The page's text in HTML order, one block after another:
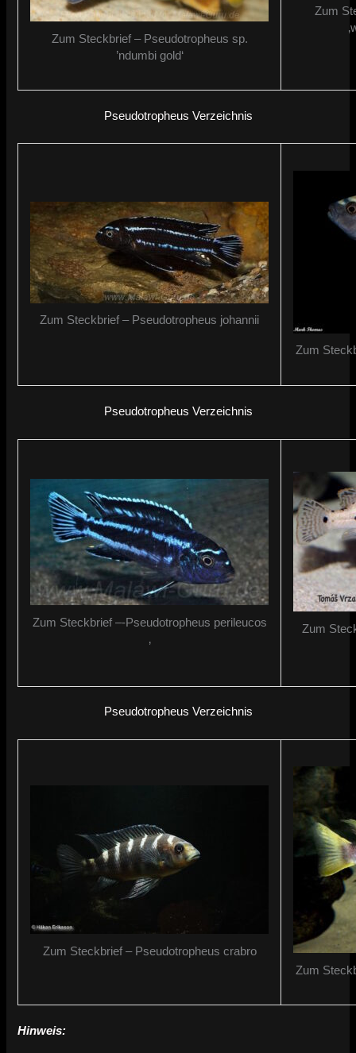
Zum Steckbrief – Pseudotropheus sp.
’ndumbi gold‘
Zum
Pseudotropheus Verzeichnis
Zum Steckbrief – Pseudotropheus johannii
Zum
Pseudotropheus Verzeichnis
Zum Steckbrief –-Pseudotropheus perileucos
‚
Zum
Pseudotropheus Verzeichnis
Zum Steckbrief – Pseudotropheus crabro
Zum
Hinweis: